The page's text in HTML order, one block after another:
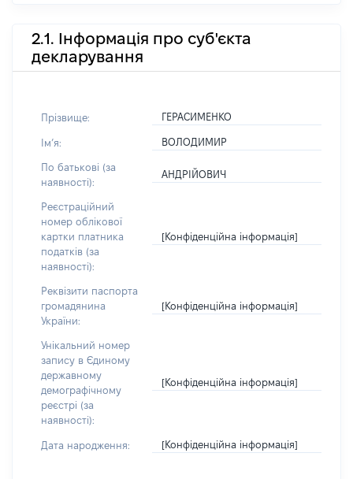
2.1. Інформація про суб'єкта
декларування
Прізвище: ГЕРАСИМЕНКО
Імʼя: ВОЛОДИМИР
По батькові (за
наявності):
АНДРІЙОВИЧ
Реєстраційний
номер облікової
картки платника
податків (за
наявності):
[Конфіденційна інформація]
Реквізити паспорта
громадянина
України:
[Конфіденційна інформація]
Унікальний номер
запису в Єдиному
державному
демографічному
реєстрі (за
наявності):
[Конфіденційна інформація]
Дата народження: [Конфіденційна інформація]